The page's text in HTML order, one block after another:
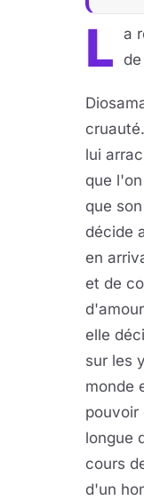
L a
lui
que
que
décide
en
et de
elle
sur les
monde
pouvoir
longue
cours
d'un